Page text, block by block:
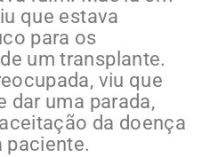
que estava
para os
um transplante.
viu que
dar uma parada,
da doença
paciente.